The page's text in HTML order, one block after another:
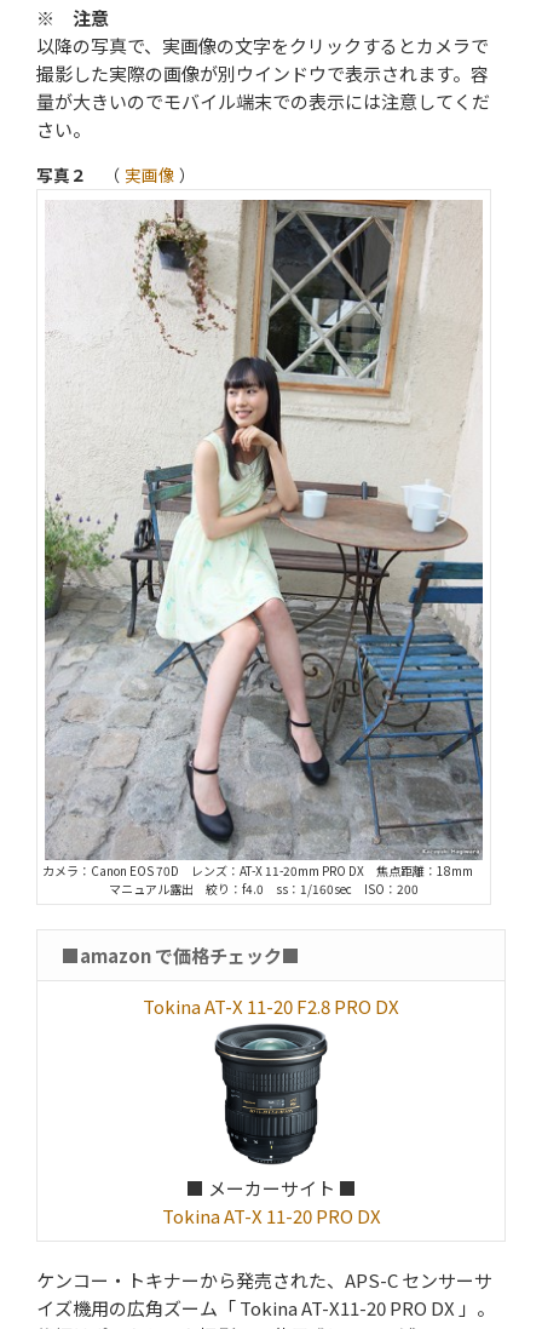
※ 注意
以降の写真で、 実画像の文字をクリックするとカメラで
撮影した実際の画像が別ウインドウで表示されます。容
量が大きいのでモバイル端末での表示には注意してくだ
さい。
写真２ （ 実画像 ）
カメラ：Canon EOS 70D レンズ：AT-X 11-20mm PRO DX 焦点距離：18mm
マニュアル露出 絞り：f4.0 ss：1/160sec ISO：200
■amazon で価格チェック■
Tokina AT-X 11-20 F2.8 PRO DX
■ メーカーサイト ■
Tokina AT-X 11-20 PRO DX
ケンコー・トキナーから発売された、APS-C センサーサ
イズ機用の広角ズーム「 Tokina AT-X11-20 PRO DX 」。